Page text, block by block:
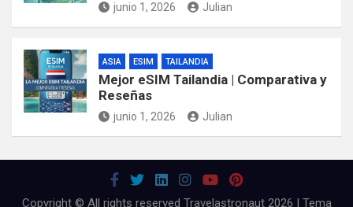
junio 1, 2026 Julian
ASIA ESIM TAILANDIA
Mejor eSIM Tailandia | Comparativa y
Reseñas
junio 1, 2026 Julian
Copyright © All rights reserved Travelastronaut 2026 | Tema